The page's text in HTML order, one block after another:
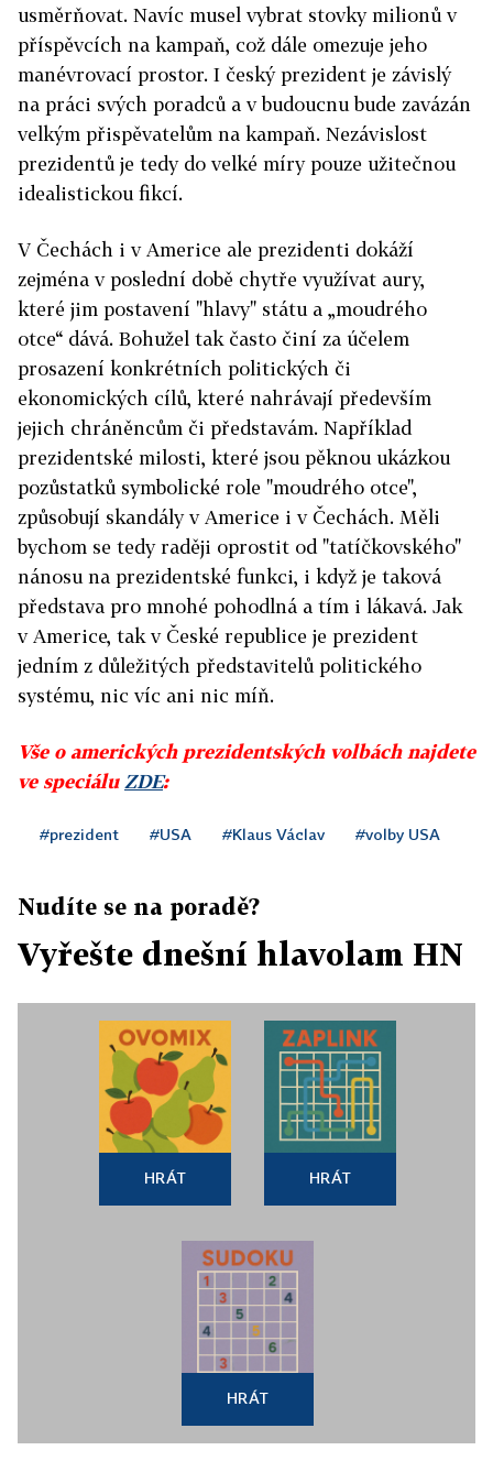
usměrňovat. Navíc musel vybrat stovky milionů v
příspěvcích na kampaň, což dále omezuje jeho
manévrovací prostor. I český prezident je závislý
na práci svých poradců a v budoucnu bude zavázán
velkým přispěvatelům na kampaň. Nezávislost
prezidentů je tedy do velké míry pouze užitečnou
idealistickou fikcí.
V Čechách i v Americe ale prezidenti dokáží
zejména v poslední době chytře využívat aury,
které jim postavení "hlavy" státu a „moudrého
otce“ dává. Bohužel tak často činí za účelem
prosazení konkrétních politických či
ekonomických cílů, které nahrávají především
jejich chráněncům či představám. Například
prezidentské milosti, které jsou pěknou ukázkou
pozůstatků symbolické role "moudrého otce",
způsobují skandály v Americe i v Čechách. Měli
bychom se tedy raději oprostit od "tatíčkovského"
nánosu na prezidentské funkci, i když je taková
představa pro mnohé pohodlná a tím i lákavá. Jak
v Americe, tak v České republice je prezident
jedním z důležitých představitelů politického
systému, nic víc ani nic míň.
Vše o amerických prezidentských volbách najdete
ve speciálu ZDE:
#prezident #USA #Klaus Václav #volby USA
Nudíte se na poradě?
Vyřešte dnešní hlavolam HN
HRÁT HRÁT
HRÁT